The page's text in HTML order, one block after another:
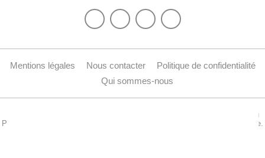
Mentions légales Nous contacter
Politique de confidentialité
Qui sommes-nous
Copyright © 2015-2024 Parisfans.fr, 1er site amateur dédié à l'actualité du
PSG - Tous les droits sont réservés. La reproduction de ce site est interdite.